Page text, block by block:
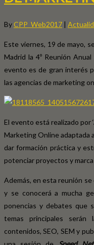
ByCPP_Web2017 |
Este viernes, 19 de mayo,
Madrid la 4º Reunión
evento es de gran interés
las agencias de marketing
El evento está realizado por
Marketing Online adaptada
dar formación práctica y
potenciar proyectos y
Además, en esta reunión
y se conocerá a mucha
ponencias y debates que
temas principales serán
contenidos, SEO, SEM y